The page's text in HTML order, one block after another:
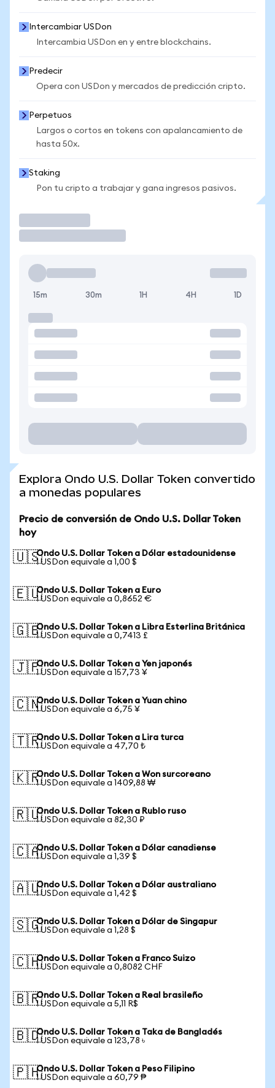
Intercambiar USDon
Intercambia USDon en y entre blockchains.
Predecir
Opera con USDon y mercados de predicción cripto.
Perpetuos
Largos o cortos en tokens con apalancamiento de
hasta 50x.
Staking
Pon tu cripto a trabajar y gana ingresos pasivos.
15m 30m 1H 4H 1D
Explora Ondo U.S. Dollar Token convertido
a monedas populares
Precio de conversión de Ondo U.S. Dollar Token
hoy
🇺🇸Ondo U.S. Dollar Token a Dólar estadounidense
1 USDon equivale a 1,00 $
🇪🇺Ondo U.S. Dollar Token a Euro
1 USDon equivale a 0,8652 €
🇬🇧Ondo U.S. Dollar Token a Libra Esterlina Británica
1 USDon equivale a 0,7413 £
🇯🇵Ondo U.S. Dollar Token a Yen japonés
1 USDon equivale a 157,73 ¥
🇨🇳Ondo U.S. Dollar Token a Yuan chino
1 USDon equivale a 6,75 ¥
🇹🇷Ondo U.S. Dollar Token a Lira turca
1 USDon equivale a 47,70 ₺
🇰🇷Ondo U.S. Dollar Token a Won surcoreano
1 USDon equivale a 1409,88 ₩
🇷🇺Ondo U.S. Dollar Token a Rublo ruso
1 USDon equivale a 82,30 ₽
🇨🇦Ondo U.S. Dollar Token a Dólar canadiense
1 USDon equivale a 1,39 $
🇦🇺Ondo U.S. Dollar Token a Dólar australiano
1 USDon equivale a 1,42 $
🇸🇬Ondo U.S. Dollar Token a Dólar de Singapur
1 USDon equivale a 1,28 $
🇨🇭Ondo U.S. Dollar Token a Franco Suizo
1 USDon equivale a 0,8082 CHF
🇧🇷Ondo U.S. Dollar Token a Real brasileño
1 USDon equivale a 5,11 R$
🇧🇩Ondo U.S. Dollar Token a Taka de Bangladés
1 USDon equivale a 123,78 ৳
🇵🇭Ondo U.S. Dollar Token a Peso Filipino
1 USDon equivale a 60,79 ₱